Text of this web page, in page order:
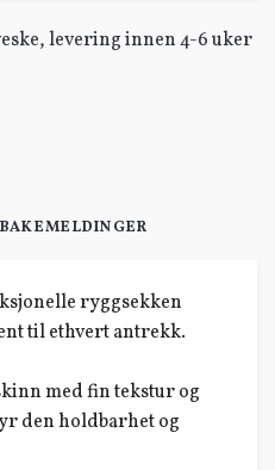
levering innen 4-6 uker
ryggsekken
til ethvert antrekk.
med fin tekstur og
den holdbarhet og